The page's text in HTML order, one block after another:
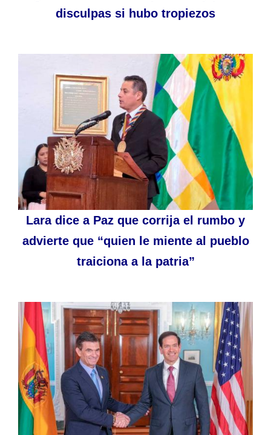
disculpas si hubo tropiezos
Lara dice a Paz que corrija el rumbo y
advierte que “quien le miente al pueblo
traiciona a la patria”